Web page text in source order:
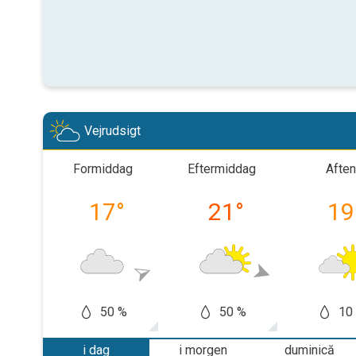
Vejrudsigt
Formiddag
17°
50 %
Eftermiddag
21 °
50 %
Aften
19
10
i dag
i morgen
duminică